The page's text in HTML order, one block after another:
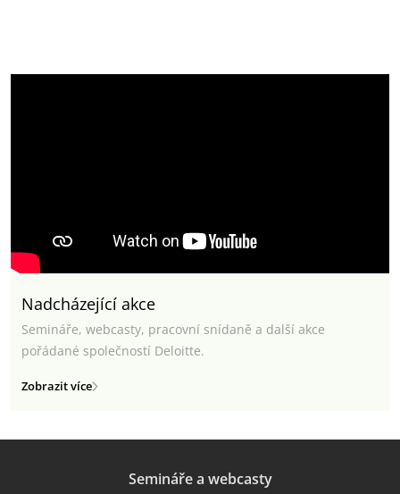
Nadcházející akce
Semináře, webcasty, pracovní snídaně a další akce
pořádané společností Deloitte.
Zobrazit více
Semináře a webcasty